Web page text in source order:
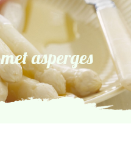
met asperges